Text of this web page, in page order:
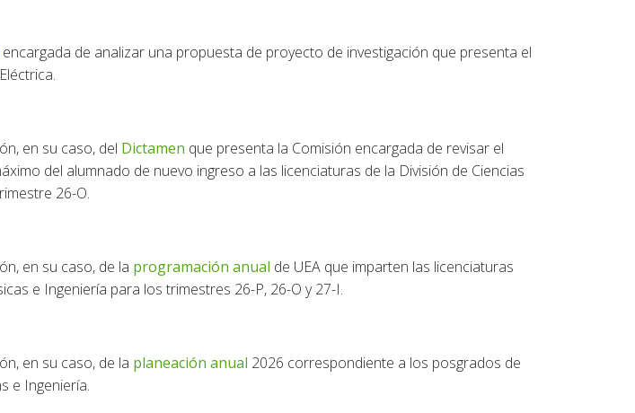
encargada de analizar una propuesta de proyecto de investigación que presenta el
en su caso, del Dictamen que presenta la Comisión encargada de revisar el
del alumnado de nuevo ingreso a las licenciaturas de la División de Ciencias
26-O.
en su caso, de la programación anual de UEA que imparten las licenciaturas
e Ingeniería para los trimestres 26-P, 26-O y 27-I.
en su caso, de la planeación anual 2026 correspondiente a los posgrados de
e Ingeniería.